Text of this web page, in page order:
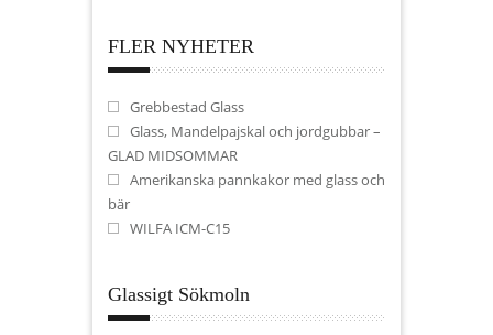
FLER NYHETER
Grebbestad Glass
Glass, Mandelpajskal och jordgubbar –
GLAD MIDSOMMAR
Amerikanska pannkakor med glass och
bär
WILFA ICM-C15
Glassigt Sökmoln